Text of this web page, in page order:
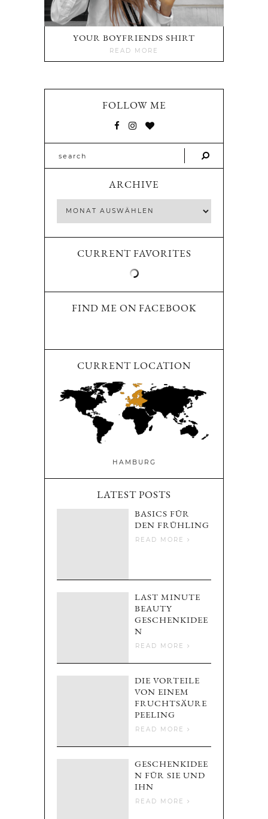
YOUR BOYFRIENDS SHIRT
READ MORE
FOLLOW ME
ARCHIVE
CURRENT FAVORITES
FIND ME ON FACEBOOK
CURRENT LOCATION
HAMBURG
LATEST POSTS
BASICS FÜR
DEN FRÜHLING
READ MORE
LAST MINUTE
BEAUTY
GESCHENKIDEE
N
READ MORE
DIE VORTEILE
VON EINEM
FRUCHTSÄURE
PEELING
READ MORE
GESCHENKIDEE
N FÜR SIE UND
IHN
READ MORE